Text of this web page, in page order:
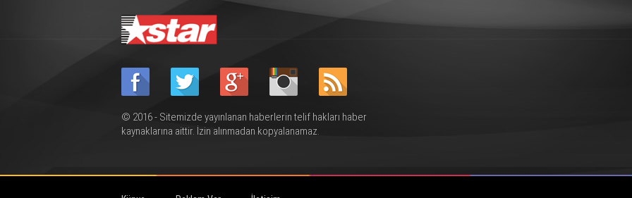
© 2016 - Sitemizde yayınlanan haberlerin telif hakları haber
kaynaklarına aittir. İzin alınmadan kopyalanamaz.